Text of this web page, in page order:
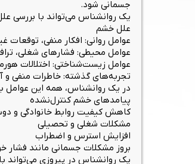
جسمانی شود.
یک روانشناس می‌تواند با بررسی
علل خشم
عوامل روانی: افکار منفی،
عوامل محیطی: فشارهای شغلی،
عوامل زیست‌شناختی: اختلالات
تجربه‌های گذشته: خاطرات منفی و
در یک روانشناس، همه این عوامل
پیامدهای خشم کنترل‌نشده
کاهش کیفیت روابط خانوادگی و
مشکلات شغلی و تحصیلی
افزایش استرس و اضطراب
بروز مشکلات جسمانی مانند فشار
یک روانشناس در پیروزی می‌تواند